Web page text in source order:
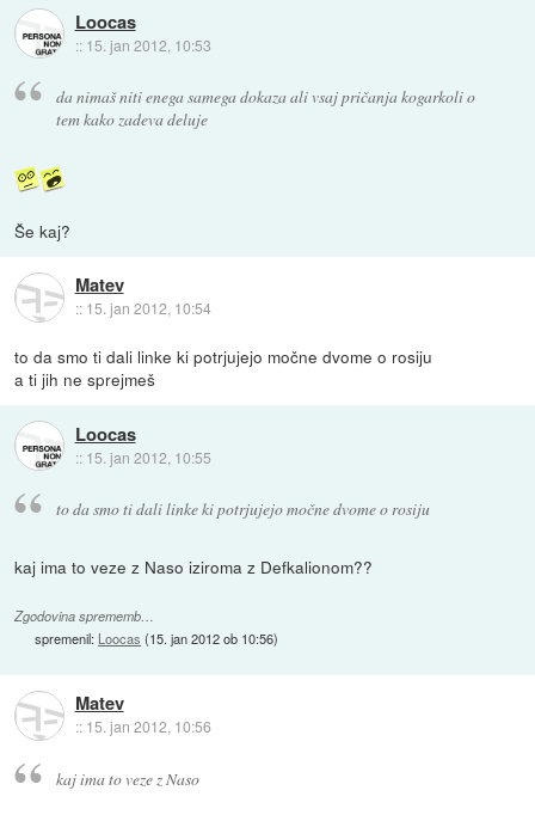
Loocas
:: 15. jan 2012, 10:53
da nimaš niti enega samega dokaza ali vsaj pričanja kogarkoli o
tem kako zadeva deluje
Še kaj?
Matev
:: 15. jan 2012, 10:54
to da smo ti dali linke ki potrjujejo močne dvome o rosiju
a ti jih ne sprejmeš
Loocas
:: 15. jan 2012, 10:55
to da smo ti dali linke ki potrjujejo močne dvome o rosiju
kaj ima to veze z Naso iziroma z Defkalionom??
Zgodovina sprememb…
spremenil: Loocas (15. jan 2012 ob 10:56)
Matev
:: 15. jan 2012, 10:56
kaj ima to veze z Naso